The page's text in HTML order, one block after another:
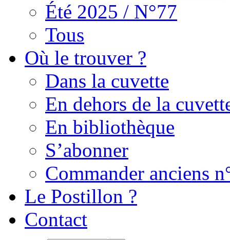
Été 2025 / N°77
Tous
Où le trouver ?
Dans la cuvette
En dehors de la
En bibliothèque
S’abonner
Commander anciens
Le Postillon ?
Contact